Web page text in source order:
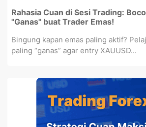
Rahasia Cuan di Sesi Trading:
"Ganas" buat Trader Emas!
Bingung kapan emas paling aktif?
paling “ganas” agar entry XAUUSD...